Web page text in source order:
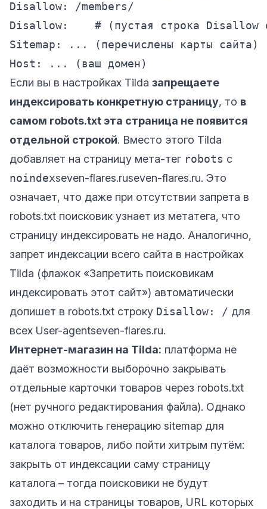
Disallow: /members/
Disallow:    # (пустая строка Disallow
Sitemap: ... (перечислены карты сайта)
Если вы в настройках Tilda запрещаете
индексировать конкретную страницу, то в
самом robots.txt эта страница не появится
отдельной строкой. Вместо этого Tilda
добавляет на страницу мета-тег robots с
noindexseven-flares.ruseven-flares.ru. Это
означает, что даже при отсутствии запрета в
robots.txt поисковик узнает из метатега, что
страницу индексировать не надо. Аналогично,
запрет индексации всего сайта в настройках
Tilda (флажок «Запретить поисковикам
индексировать этот сайт») автоматически
допишет в robots.txt строку Disallow: / для
всех User-agentseven-flares.ru.
Интернет-магазин на Tilda: платформа не
даёт возможности выборочно закрывать
отдельные карточки товаров через robots.txt
(нет ручного редактирования файла). Однако
можно отключить генерацию sitemap для
каталога товаров, либо пойти хитрым путём:
закрыть от индексации саму страницу
каталога – тогда поисковики не будут
заходить и на страницы товаров, URL которых